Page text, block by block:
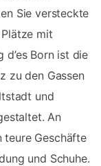
Sie versteckte
mit
d’es Born ist die
zu den Gassen
und
An
teure Geschäfte
und Schuhe.